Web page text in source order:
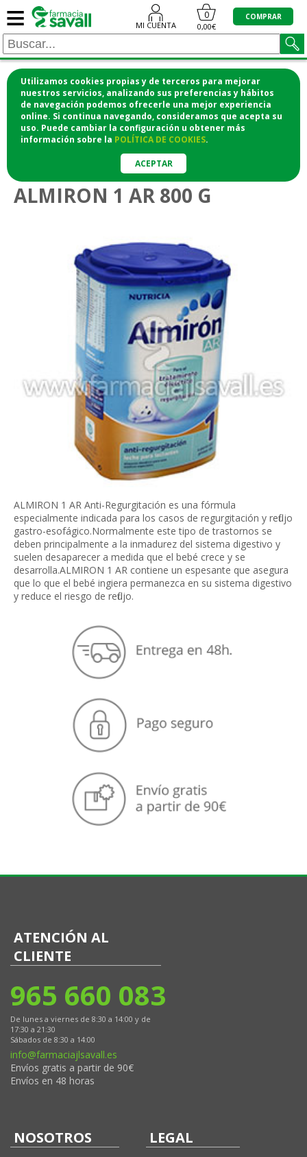
Utilizamos cookies propias y de terceros para mejorar
nuestros servicios, analizando sus preferencias y hábitos
de navegación podemos ofrecerle una mejor experiencia
online. Si continua navegando, consideramos que acepta su
uso. Puede cambiar la configuración u obtener más
información sobre la POLÍTICA DE COOKIES.
ACEPTAR
≡ MI CUENTA
0
0,00€
COMPRAR
¡COMPRA CÓMODAMENTE DESDE CASA Y RECOGE
EN LA FARMACIA!
o si lo prefieres te lo mandamos a casa
Alimentación del bebé > Leche para bebé
ALMIRON 1 AR 800 G
ALMIRON 1 AR Anti-Regurgitación es una fórmula
especialmente indicada para los casos de regurgitación y reflujo
gastro-esofágico.Normalmente este tipo de trastornos se
deben principalmente a la inmadurez del sistema digestivo y
suelen desaparecer a medida que el bebé crece y se
desarrolla.ALMIRON 1 AR contiene un espesante que asegura
que lo que el bebé ingiera permanezca en su sistema digestivo
y reduce el riesgo de reflujo.
ATENCIÓN AL
CLIENTE
965 660 083
De lunes a viernes de 8:30 a 14:00 y de
17:30 a 21:30
Sábados de 8:30 a 14:00
info@farmaciajlsavall.es
Envíos gratis a partir de 90€
Envíos en 48 horas
NOSOTROS LEGAL